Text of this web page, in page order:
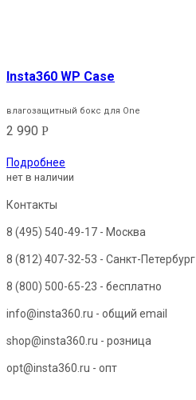
Insta360 WP Case
влагозащитный бокс для One
2 990 Р
Подробнее
нет в наличии
Контакты
8 (495) 540-49-17 - Москва
8 (812) 407-32-53 - Санкт-Петербург
8 (800) 500-65-23 - бесплатно
info@insta360.ru - общий email
shop@insta360.ru - розница
opt@insta360.ru - опт